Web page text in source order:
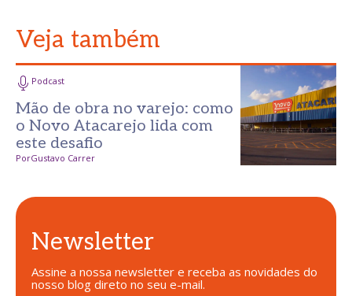
Veja também
Podcast
Mão de obra no varejo: como
o Novo Atacarejo lida com
este desafio
PorGustavo Carrer
Newsletter
Assine a nossa newsletter e receba as novidades do
nosso blog direto no seu e-mail.